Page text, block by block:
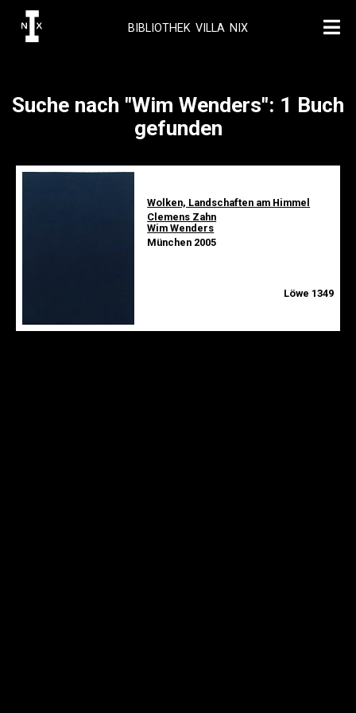
BIBLIOTHEK VILLA NIX
Suche nach "Wim Wenders": 1 Buch
gefunden
Wolken, Landschaften am Himmel
Clemens Zahn
Wim Wenders
München 2005
Löwe 1349